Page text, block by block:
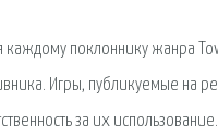
каждому поклоннику
Игры, публикуемые на
за их